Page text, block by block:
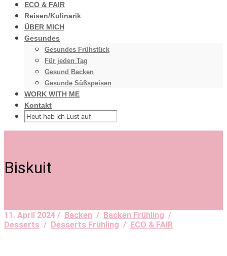
ECO & FAIR
Reisen/Kulinarik
ÜBER MICH
Gesundes
Gesundes Frühstück
Für jeden Tag
Gesund Backen
Gesunde Süßspeisen
WORK WITH ME
Kontakt
Biskuit
11. April 2024 / Backen / Backen Frühling /
Desserts / Desserts Frühling / ECO & FAIR